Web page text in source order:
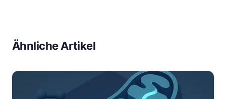
Ähnliche Artikel